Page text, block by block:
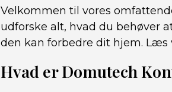
Velkommen til vores
udforske alt, hvad du behøver
den kan forbedre dit hjem.
Hvad er Domutech